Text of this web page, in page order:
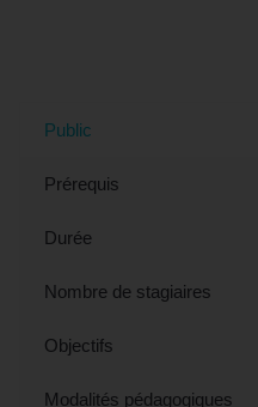
Public
Prérequis
Durée
Nombre de stagiaires
Objectifs
Modalités pédagogiques